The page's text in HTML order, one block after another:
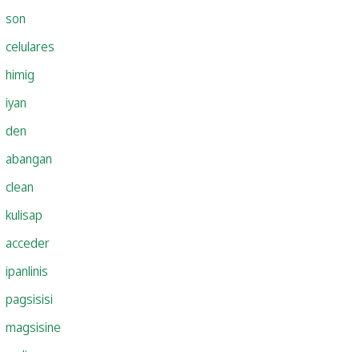
son
celulares
himig
iyan
den
abangan
clean
kulisap
acceder
ipanlinis
pagsisisi
magsisine